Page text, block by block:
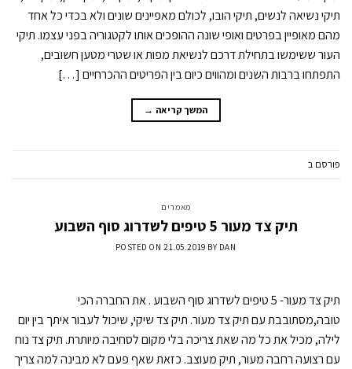
תיקי נשיאה לנשים, תיקי הובו, לכולם מאפיינים שונים ולא בכדי כל אחד
מהם מאופיין בפרטים ואופי שונה ההופכים אותו לקטגוריה בפני עצמו. תיקי
העור ששימשו בתחילת דרכם לנשיאת מפות או שטרי מטען חשובים,
התפתחו ברבות השנים ומהווים כיום בין הפריטים ההכרחיים […]
המשך קריאה →
פורסם ב
מאמרים
תיק צד מעור 5 טיפים לשדרוג סוף השבוע
POSTED ON21.05.2019 BY DAN
תיק צד מעור- 5 טיפים לשדרוג סוף השבוע . את החברה הכי
טובה,מסתובבת עם תיק צד מעור. תיק צד שיקי, שיכול לעבור איתך בין יום
לילה, מכיל את כל מה שאת צריכה בלי מקום לסחיבה מיותרת. תיק צד נוח
עם רצועה רחבה מעור, תיק מעוצב. כזאת שאף פעם לא מבינה למה צריך